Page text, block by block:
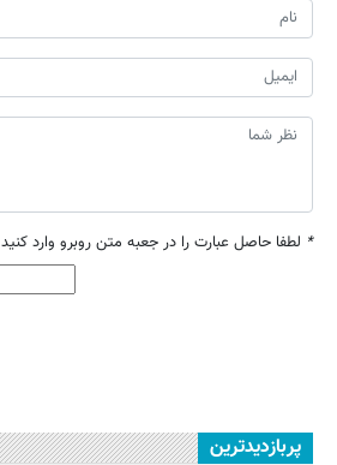
* لطفا حاصل عبارت را در جعبه متن روبرو وارد کنید
پربازدیدترین